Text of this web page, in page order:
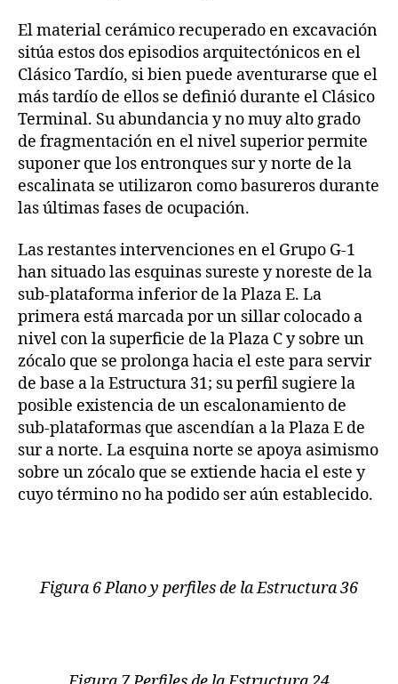
El material cerámico recuperado en excavación
sitúa estos dos episodios arquitectónicos en el
Clásico Tardío, si bien puede aventurarse que el
más tardío de ellos se definió durante el Clásico
Terminal. Su abundancia y no muy alto grado
de fragmentación en el nivel superior permite
suponer que los entronques sur y norte de la
escalinata se utilizaron como basureros durante
las últimas fases de ocupación.
Las restantes intervenciones en el Grupo G-1
han situado las esquinas sureste y noreste de la
sub-plataforma inferior de la Plaza E. La
primera está marcada por un sillar colocado a
nivel con la superficie de la Plaza C y sobre un
zócalo que se prolonga hacia el este para servir
de base a la Estructura 31; su perfil sugiere la
posible existencia de un escalonamiento de
sub-plataformas que ascendían a la Plaza E de
sur a norte. La esquina norte se apoya asimismo
sobre un zócalo que se extiende hacia el este y
cuyo término no ha podido ser aún establecido.
Figura 6 Plano y perfiles de la Estructura 36